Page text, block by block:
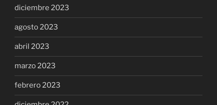
diciembre 2023
agosto 2023
abril 2023
marzo 2023
febrero 2023